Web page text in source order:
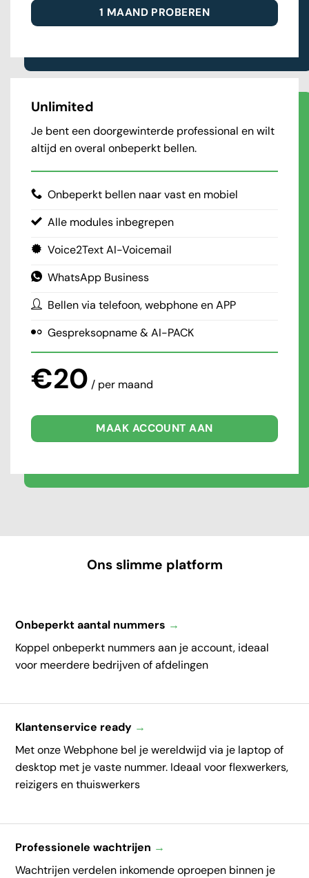
1 MAAND PROBEREN
Unlimited
Je bent een doorgewinterde professional en wilt
altijd en overal onbeperkt bellen.
Onbeperkt bellen naar vast en mobiel
Alle modules inbegrepen
Voice2Text AI-Voicemail
WhatsApp Business
Bellen via telefoon, webphone en APP
Gespreksopname & AI-PACK
€20 / per maand
MAAK ACCOUNT AAN
Ons slimme platform
Onbeperkt aantal nummers →
Koppel onbeperkt nummers aan je account, ideaal
voor meerdere bedrijven of afdelingen
Klantenservice ready →
Met onze Webphone bel je wereldwijd via je laptop of
desktop met je vaste nummer. Ideaal voor flexwerkers,
reizigers en thuiswerkers
Professionele wachtrijen →
Wachtrijen verdelen inkomende oproepen binnen je